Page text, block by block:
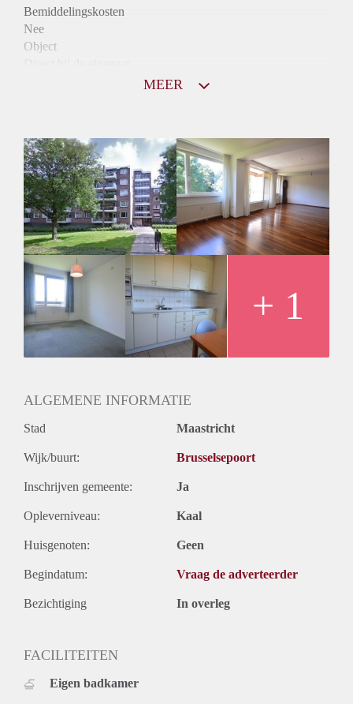
Bemiddelingskosten
Nee
Object
Huurtoeslag
Niet mogelijk
Inkomen eis
3,0 X De bruto Huur
Huurtermijn
Onbepaalde termijn
Oplevering
Kaal
MEER
+ 1
ALGEMENE INFORMATIE
Stad Maastricht
Wijk/buurt: Brusselsepoort
Inschrijven gemeente: Ja
Opleverniveau: Kaal
Huisgenoten: Geen
Begindatum: Vraag de adverteerder
Bezichtiging In overleg
FACILITEITEN
Eigen badkamer